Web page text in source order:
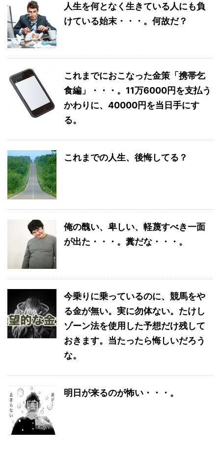
人生を何となく生きている人にも負
けている始末・・・。何故だ？
これまでにおこなった金策「携帯乞
食編」・・・。11万6000円を支払う
かわりに、40000円を当日手にす
る。
これまでの人生、後悔してる？
俺の醜い、卑しい、軽蔑すべき一面
が出た・・・。糞だな・・・。
今乗りに乗っているのに、競馬をや
る金が無い。実に勿体ない。たけし
ゾーン法を使用した予想だけ残して
おきます。当たったら悔しいだろう
な。
明日が来るのが怖い・・・。